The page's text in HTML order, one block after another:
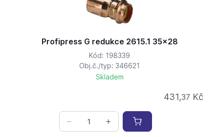
Profipress G redukce 2615.1 35x28
Kód: 198339
Obj.č./typ: 346621
Skladem
431,37 Kč